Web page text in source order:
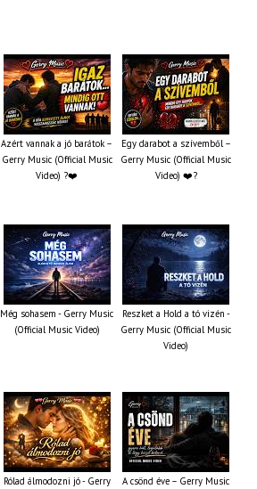
Azért vannak a jó barátok –
Gerry Music (Official Music
Video) ?❤️
Egy darabot a szívemből –
Gerry Music (Official Music
Video) ❤️?
Még sohasem - Gerry Music
(Official Music Video)
Reszket a Hold a tó vizén -
Gerry Music (Official Music
Video)
Rólad álmodozni jó - Gerry
A csönd éve – Gerry Music